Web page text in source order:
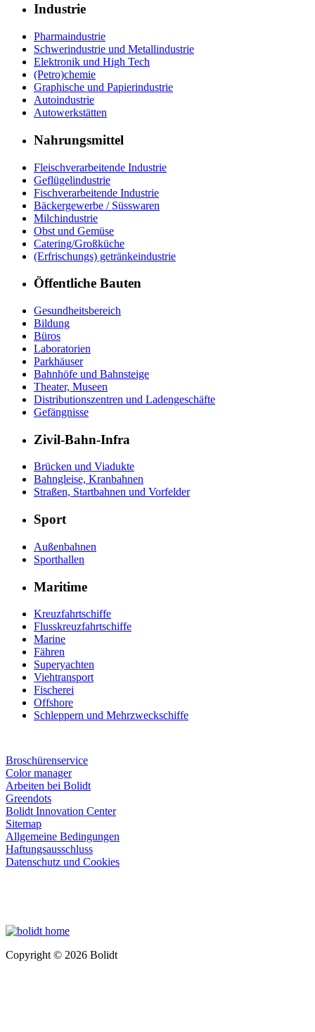
Industrie
Pharmaindustrie
Schwerindustrie und Metallindustrie
Elektronik und High Tech
(Petro)chemie
Graphische und Papierindustrie
Autoindustrie
Autowerkstätten
Nahrungsmittel
Fleischverarbeitende Industrie
Geflügelindustrie
Fischverarbeitende Industrie
Bäckergewerbe / Süsswaren
Milchindustrie
Obst und Gemüse
Catering/Großküche
(Erfrischungs) getränkeindustrie
Öffentliche Bauten
Gesundheitsbereich
Bildung
Büros
Laboratorien
Parkhäuser
Bahnhöfe und Bahnsteige
Theater, Museen
Distributionszentren und Ladengeschäfte
Gefängnisse
Zivil-Bahn-Infra
Brücken und Viadukte
Bahngleise, Kranbahnen
Straßen, Startbahnen und Vorfelder
Sport
Außenbahnen
Sporthallen
Maritime
Kreuzfahrtschiffe
Flusskreuzfahrtschiffe
Marine
Fähren
Superyachten
Viehtransport
Fischerei
Offshore
Schleppern und Mehrzweckschiffe
Broschürenservice
Color manager
Arbeiten bei Bolidt
Greendots
Bolidt Innovation Center
Sitemap
Allgemeine Bedingungen
Haftungsausschluss
Datenschutz und Cookies
Copyright © 2026 Bolidt